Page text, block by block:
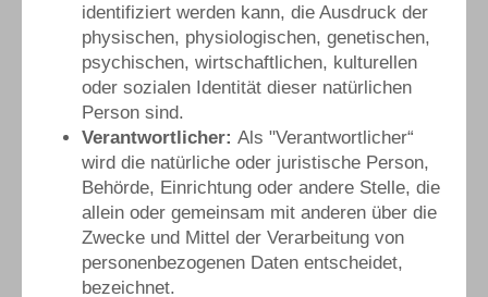
identifiziert werden kann, die Ausdruck der
physischen, physiologischen, genetischen,
psychischen, wirtschaftlichen, kulturellen
oder sozialen Identität dieser natürlichen
Person sind.
Verantwortlicher: Als "Verantwortlicher“
wird die natürliche oder juristische Person,
Behörde, Einrichtung oder andere Stelle, die
allein oder gemeinsam mit anderen über die
Zwecke und Mittel der Verarbeitung von
personenbezogenen Daten entscheidet,
bezeichnet.